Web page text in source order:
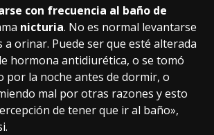
con frecuencia al baño de
nicturia. No es normal levantarse
a orinar. Puede ser que esté alterada
hormona antidiurética, o se tomó
por la noche antes de dormir, o
mal por otras razones y esto
de tener que ir al baño»,